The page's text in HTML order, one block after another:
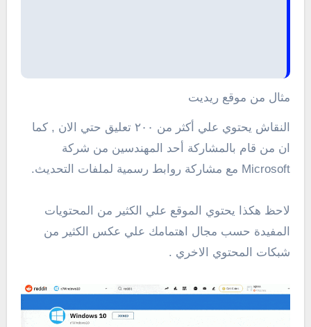
مثال من موقع ريديت
النقاش يحتوي علي أكثر من ٢٠٠ تعليق حتي الان , كما
ان من قام بالمشاركة أحد المهندسين من شركة
Microsoft مع مشاركة روابط رسمية لملفات التحديث.
لاحظ هكذا يحتوي الموقع علي الكثير من المحتويات
المفيدة حسب مجال اهتمامك علي عكس الكثير من
شبكات المحتوي الاخري .